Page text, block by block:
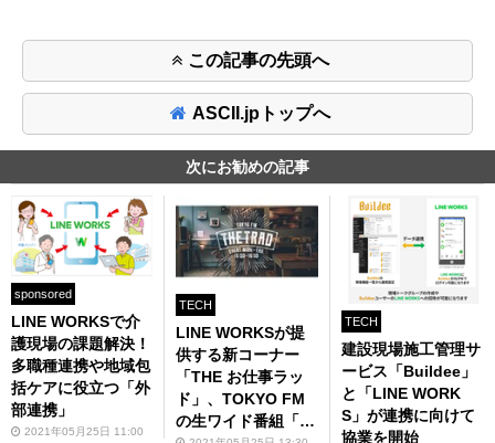
この記事の先頭へ
ASCII.jpトップへ
次にお勧めの記事
sponsored
LINE WORKSで介
護現場の課題解決！
多職種連携や地域包
括ケアに役立つ「外
部連携」
2021年05月25日 11:00
TECH
LINE WORKSが提
供する新コーナー
「THE お仕事ラッ
ド」、TOKYO FM
の生ワイド番組「T
TECH
建設現場施工管理サ
ービス「Buildee」
と「LINE WORK
S」が連携に向けて
協業を開始